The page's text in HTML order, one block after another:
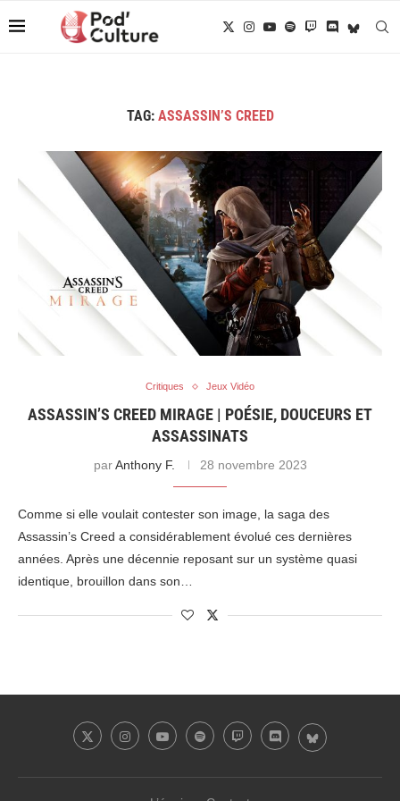
TAG: ASSASSIN’S CREED
Critiques Jeux Vidéo
ASSASSIN’S CREED MIRAGE | POÉSIE, DOUCEURS ET
ASSASSINATS
parAnthony F. 28 novembre 2023
Comme si elle voulait contester son image, la saga des
Assassin’s Creed a considérablement évolué ces dernières
années. Après une décennie reposant sur un système quasi
identique, brouillon dans son…